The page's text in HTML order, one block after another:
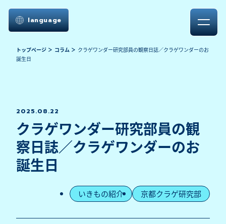
language
トップページ コラム
クラゲワンダー研究部員の観察日誌／クラゲワンダーのお
誕生日
2025.08.22
クラゲワンダー研究部員の観
察日誌／クラゲワンダーのお
誕生日
いきもの紹介 京都クラゲ研究部